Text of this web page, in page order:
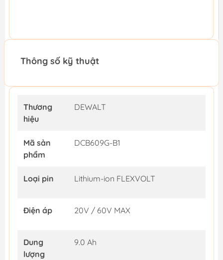
Thông số kỹ thuật
Thương
hiệu
DEWALT
Mã sản
phẩm
DCB609G-B1
Loại pin Lithium-ion FLEXVOLT
Điện áp 20V / 60V MAX
Dung
lượng
9.0 Ah